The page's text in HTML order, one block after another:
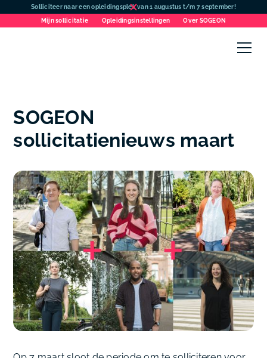
Solliciteer naar een opleidingsplek van 1 augustus t/m 7 september!
Mijn sollicitatie
Opleidingsinstellingen Over SOGEON
SOGEON
sollicitatienieuws maart